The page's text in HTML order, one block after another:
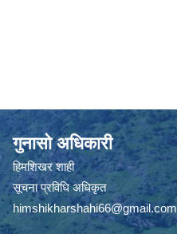
गुनासो अधिकारी
हिमशिखर शाही
सूचना प्रविधि अधिकृत
himshikharshahi66@gmail.com